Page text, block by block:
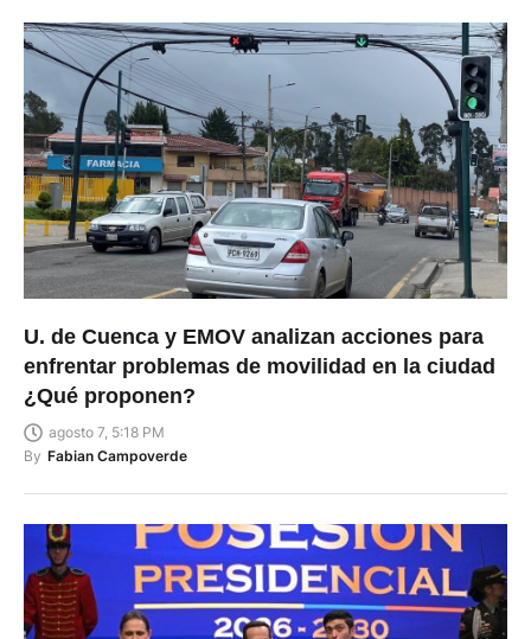
U. de Cuenca y EMOV analizan acciones para
enfrentar problemas de movilidad en la ciudad
¿Qué proponen?
agosto 7, 5:18 PM
By
Fabian Campoverde